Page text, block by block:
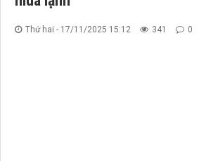
Thứ hai - 17/11/2025 15:12 341 0